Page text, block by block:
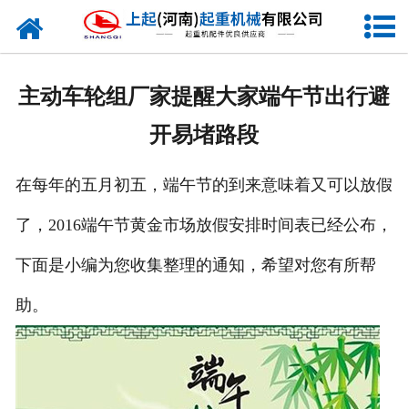
网站首页
资质证书
联系我们
主动车轮组厂家提醒大家端午节出行避
开易堵路段
在每年的五月初五，端午节的到来意味着又可以放假
了，2016端午节黄金市场放假安排时间表已经公布，
下面是小编为您收集整理的通知，希望对您有所帮
助。